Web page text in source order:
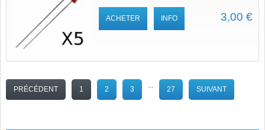
3,00 €
ACHETER INFO
PRÉCÉDENT 1 2 3 ... 27 SUIVANT